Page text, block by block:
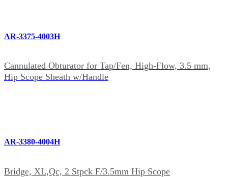
AR-3375-4003H
Cannulated Obturator for Tap/Fen, High-Flow, 3.5 mm,
Hip Scope Sheath w/Handle
AR-3380-4004H
Bridge, XL,Qc, 2 Stpck F/3.5mm Hip Scope